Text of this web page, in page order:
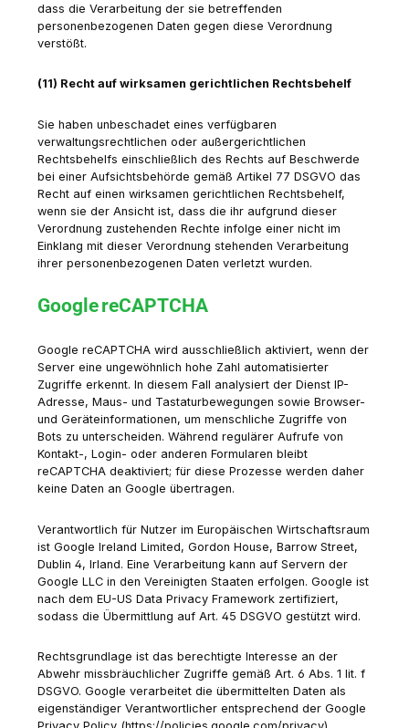
dass die Verarbeitung der sie betreffenden
personenbezogenen Daten gegen diese Verordnung
verstößt.
(11) Recht auf wirksamen gerichtlichen Rechtsbehelf
Sie haben unbeschadet eines verfügbaren
verwaltungsrechtlichen oder außergerichtlichen
Rechtsbehelfs einschließlich des Rechts auf Beschwerde
bei einer Aufsichtsbehörde gemäß Artikel 77 DSGVO das
Recht auf einen wirksamen gerichtlichen Rechtsbehelf,
wenn sie der Ansicht ist, dass die ihr aufgrund dieser
Verordnung zustehenden Rechte infolge einer nicht im
Einklang mit dieser Verordnung stehenden Verarbeitung
ihrer personenbezogenen Daten verletzt wurden.
Google reCAPTCHA
Google reCAPTCHA wird ausschließlich aktiviert, wenn der
Server eine ungewöhnlich hohe Zahl automatisierter
Zugriffe erkennt. In diesem Fall analysiert der Dienst IP-
Adresse, Maus- und Tastaturbewegungen sowie Browser-
und Geräteinformationen, um menschliche Zugriffe von
Bots zu unterscheiden. Während regulärer Aufrufe von
Kontakt-, Login- oder anderen Formularen bleibt
reCAPTCHA deaktiviert; für diese Prozesse werden daher
keine Daten an Google übertragen.
Verantwortlich für Nutzer im Europäischen Wirtschaftsraum
ist Google Ireland Limited, Gordon House, Barrow Street,
Dublin 4, Irland. Eine Verarbeitung kann auf Servern der
Google LLC in den Vereinigten Staaten erfolgen. Google ist
nach dem EU-US Data Privacy Framework zertifiziert,
sodass die Übermittlung auf Art. 45 DSGVO gestützt wird.
Rechtsgrundlage ist das berechtigte Interesse an der
Abwehr missbräuchlicher Zugriffe gemäß Art. 6 Abs. 1 lit. f
DSGVO. Google verarbeitet die übermittelten Daten als
eigenständiger Verantwortlicher entsprechend der Google